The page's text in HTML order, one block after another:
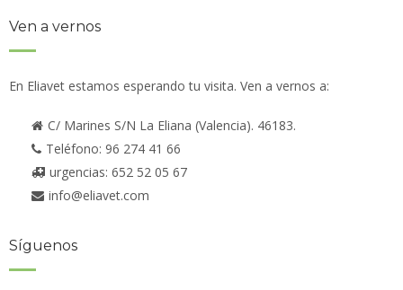
Ven a vernos
En Eliavet estamos esperando tu visita. Ven a vernos a:
C/ Marines S/N La Eliana (Valencia). 46183.
Teléfono: 96 274 41 66
urgencias: 652 52 05 67
info@eliavet.com
Síguenos